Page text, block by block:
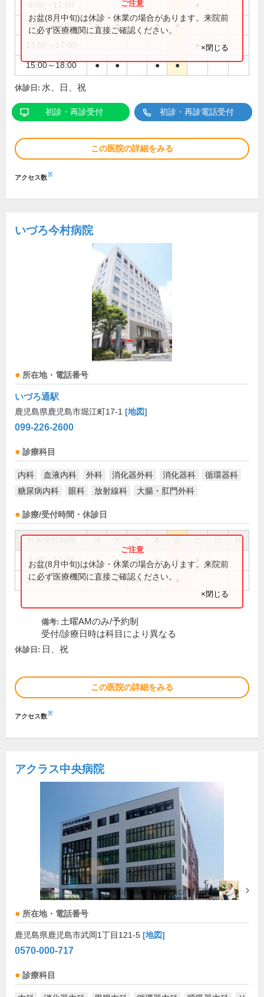
9:00～13:00 ● ● ● ●
15:00～18:00 ● ● ● ●
お盆(8月中旬)は休診・休業の場合があります。来院前
に必ず医療機関に直接ご確認ください。
×閉じる
休診日: 水、日、祝
初診・再診受付 初診・再診電話受付
この医院の詳細をみる
アクセス数※
いづろ今村病院
所在地・電話番号
いづろ通駅
鹿児島県鹿児島市堀江町17-1 [地図]
099-226-2600
診療科目
内科 血液内科 外科 消化器外科 消化器科
循環器科
糖尿病内科
眼科 放射線科 大腸・肛門外科
診療/受付時間・休診日
祝
8:30～12:30 ● ● ● ● ●
14:00～17:30 ● ● ● ●
お盆(8月中旬)は休診・休業の場合があります。来院前
に必ず医療機関に直接ご確認ください。
×閉じる
備考: 土曜AMのみ/予約制
受付/診療日時は科目により異なる
休診日: 日、祝
この医院の詳細をみる
アクセス数※
アクラス中央病院
所在地・電話番号
鹿児島県鹿児島市武岡1丁目121-5 [地図]
0570-000-717
診療科目